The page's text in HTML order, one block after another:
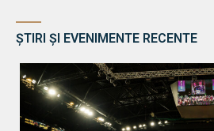
ȘTIRI ȘI EVENIMENTE RECENTE